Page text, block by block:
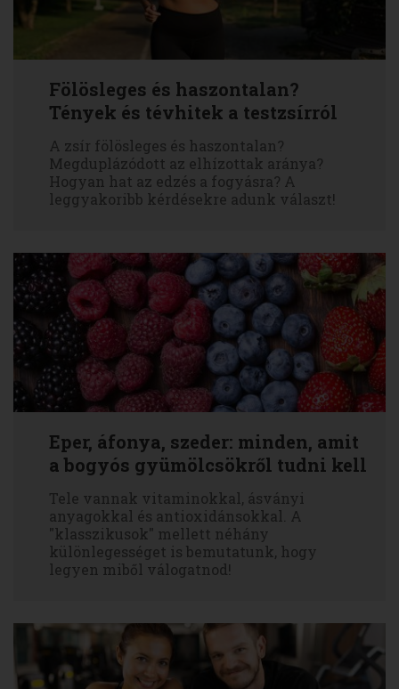
Fölösleges és haszontalan?
Tények és tévhitek a testzsírról
A zsír fölösleges és haszontalan?
Megduplázódott az elhízottak aránya?
Hogyan hat az edzés a fogyásra? A
leggyakoribb kérdésekre adunk választ!
Eper, áfonya, szeder: minden, amit
a bogyós gyümölcsökről tudni kell
Tele vannak vitaminokkal, ásványi
anyagokkal és antioxidánsokkal. A
"klasszikusok" mellett néhány
különlegességet is bemutatunk, hogy
legyen miből válogatnod!